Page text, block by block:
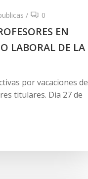
/ 0
EN
LABORAL DE LA
por vacaciones de
titulares. Dia 27 de